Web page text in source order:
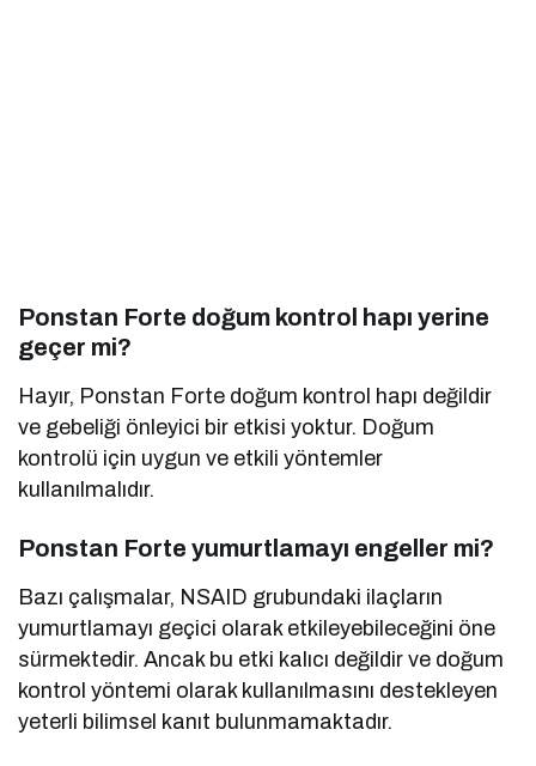
Ponstan Forte doğum kontrol hapı yerine
geçer mi?
Hayır, Ponstan Forte doğum kontrol hapı değildir
ve gebeliği önleyici bir etkisi yoktur. Doğum
kontrolü için uygun ve etkili yöntemler
kullanılmalıdır.
Ponstan Forte yumurtlamayı engeller mi?
Bazı çalışmalar, NSAID grubundaki ilaçların
yumurtlamayı geçici olarak etkileyebileceğini öne
sürmektedir. Ancak bu etki kalıcı değildir ve doğum
kontrol yöntemi olarak kullanılmasını destekleyen
yeterli bilimsel kanıt bulunmamaktadır.